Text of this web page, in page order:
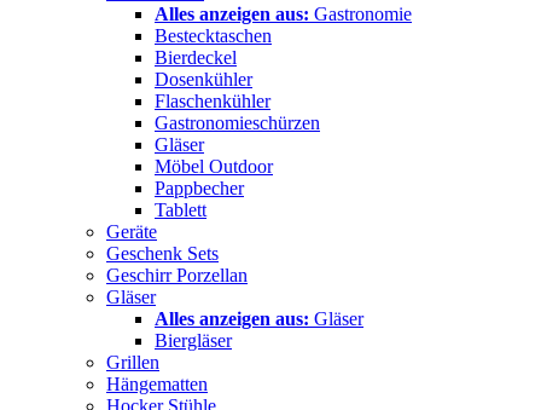
Alles anzeigen aus: Gastronomie
Bestecktaschen
Bierdeckel
Dosenkühler
Flaschenkühler
Gastronomieschürzen
Gläser
Möbel Outdoor
Pappbecher
Tablett
Geräte
Geschenk Sets
Geschirr Porzellan
Gläser
Alles anzeigen aus: Gläser
Biergläser
Grillen
Hängematten
Hocker Stühle